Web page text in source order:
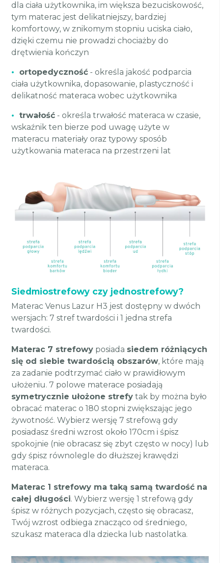
dla ciała użytkownika, im większa bezuciskowość,
tym materac jest delikatniejszy, bardziej
komfortowy, w znikomym stopniu uciska ciało,
dzięki czemu nie prowadzi chociażby do
drętwienia kończyn
• ortopedyczność - określa jakość podparcia
ciała użytkownika, dopasowanie, plastyczność i
delikatność materaca wobec użytkownika
• trwałość - określa trwałość materaca w czasie,
wskaźnik ten bierze pod uwagę użyte w
materacu materiały oraz typowy sposób
użytkowania materaca na przestrzeni lat
Siedmiostrefowy czy jednostrefowy?
Materac Venus Lazur H3 jest dostępny w dwóch
wersjach: 7 stref twardości i 1 jedna strefa
twardości.
Materac 7 strefowy posiada siedem różniących
się od siebie twardością obszarów, które mają
za zadanie podtrzymać ciało w prawidłowym
ułożeniu. 7 polowe materace posiadają
symetrycznie ułożone strefy tak by można było
obracać materac o 180 stopni zwiększając jego
żywotność. Wybierz wersję 7 strefową gdy
posiadasz średni wzrost około 170cm i śpisz
spokojnie (nie obracasz się zbyt często w nocy) lub
gdy śpisz równolegle do dłuższej krawędzi
materaca.
Materac 1 strefowy ma taką samą twardość na
całej długości. Wybierz wersję 1 strefową gdy
śpisz w różnych pozycjach, często się obracasz,
Twój wzrost odbiega znacząco od średniego,
szukasz materaca dla dziecka lub nastolatka.